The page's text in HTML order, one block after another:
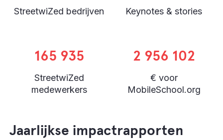
StreetwiZed bedrijven Keynotes & stories
165 935
StreetwiZed
medewerkers
2 956 102
€ voor
MobileSchool.org
Jaarlijkse impactrapporten